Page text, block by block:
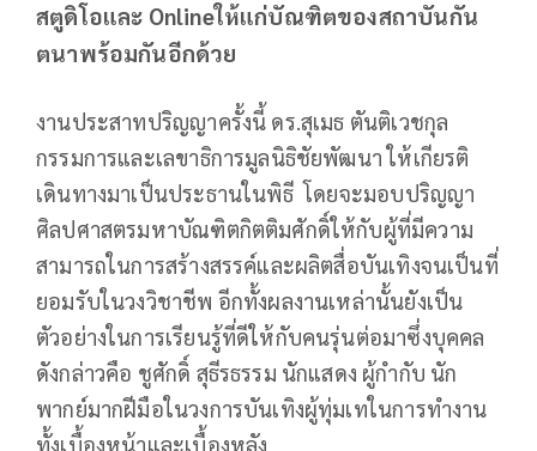
สตูดิโอและ Onlineให้แก่บัณฑิตของสถาบันกัน
ตนาพร้อมกันอีกด้วย
งานประสาทปริญญาครั้งนี้ ดร.สุเมธ ตันติเวชกุล
กรรมการและเลขาธิการมูลนิธิชัยพัฒนา ให้เกียรติ
เดินทางมาเป็นประธานในพิธี โดยจะมอบปริญญา
ศิลปศาสตรมหาบัณฑิตกิตติมศักดิ์ให้กับผู้ที่มีความ
สามารถในการสร้างสรรค์และผลิตสื่อบันเทิงจนเป็นที่
ยอมรับในวงวิชาชีพ อีกทั้งผลงานเหล่านั้นยังเป็น
ตัวอย่างในการเรียนรู้ที่ดีให้กับคนรุ่นต่อมาซึ่งบุคคล
ดังกล่าวคือ ชูศักดิ์ สุธีรธรรม นักแสดง ผู้กำกับ นัก
พากย์มากฝีมือในวงการบันเทิงผู้ทุ่มเทในการทำงาน
ทั้งเบื้องหน้าและเบื้องหลัง